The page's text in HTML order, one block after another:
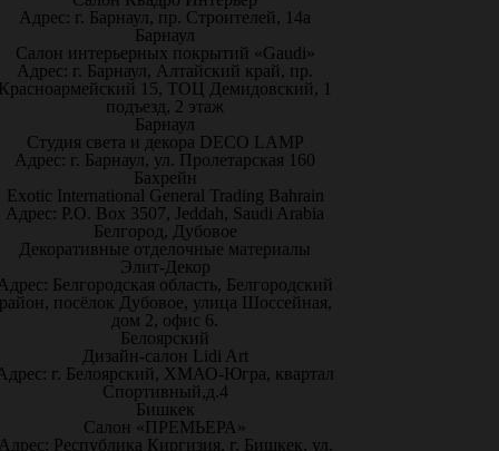
Адрес: г. Барнаул, пр. Строителей, 14а
Барнаул
Салон интерьерных покрытий «Gaudi»
Адрес: г. Барнаул, Алтайский край, пр.
15, ТОЦ Демидовский, 1
подъезд, 2 этаж
Барнаул
Студия света и декора DECO LAMP
Адрес: г. Барнаул, ул. Пролетарская 160
Бахрейн
Exotic International General Trading Bahrain
Адрес: P.O. Box 3507, Jeddah, Saudi Arabia
Белгород, Дубовое
Декоративные отделочные материалы
Элит-Декор
Белгородская область, Белгородский
посёлок Дубовое, улица Шоссейная,
дом 2, офис 6.
Белоярский
Дизайн-салон Lidi Art
г. Белоярский, ХМАО-Югра, квартал
Спортивный,д.4
Бишкек
Салон «ПРЕМЬЕРА»
Республика Киргизия, г. Бишкек, ул.